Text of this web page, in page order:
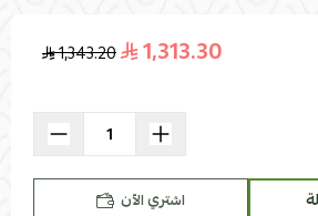
و افلت الملف هنا
1,313.30
1,343.20
اشتري الآن